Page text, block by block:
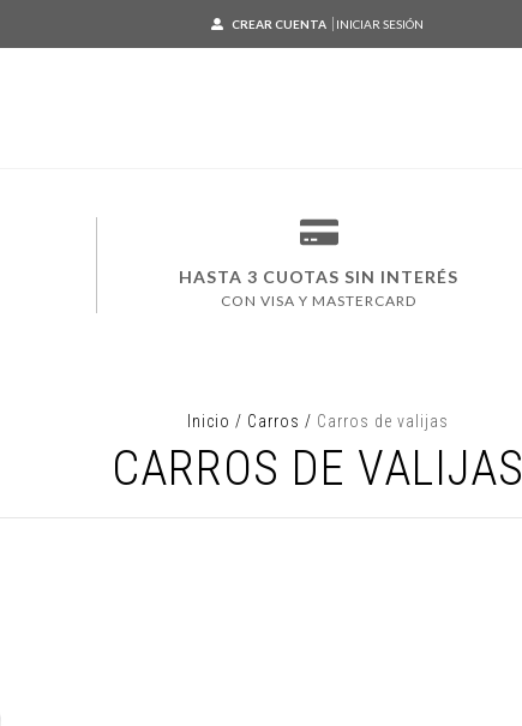
CREAR CUENTA INICIAR SESIÓN
HASTA 3 CUOTAS SIN INTERÉS
CON VISA Y MASTERCARD
Inicio / Carros / Carros de valijas
CARROS DE VALIJAS